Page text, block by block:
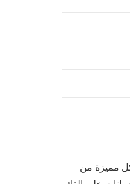
مميزة من